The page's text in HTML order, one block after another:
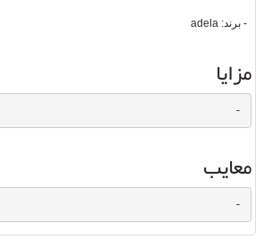
- برند: adela
مزایا
-
معایب
-